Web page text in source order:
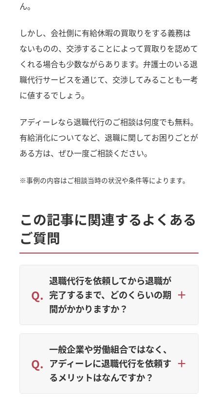
ん。
しかし、会社側に有給休暇の買取りをする義務は
ないものの、交渉することによって買取りを認めて
くれる場合も少数ながらあります。弁護士のいる退
職代行サービスを通じて、交渉してみることも一考
に値するでしょう。
アディーレなら退職代行のご相談は何度でも無料。
有給消化についてなど、退職に関してお困りごとが
ある方は、ぜひ一度ご相談ください。
※事例の内容はご相談当時の状況や条件等によります。
この記事に関連するよくある
ご質問
退職代行を依頼してから退職が
完了するまで、どのくらいの期
間がかかりますか？
一般企業や労働組合ではなく、
アディーレに退職代行を依頼す
るメリットはなんですか？